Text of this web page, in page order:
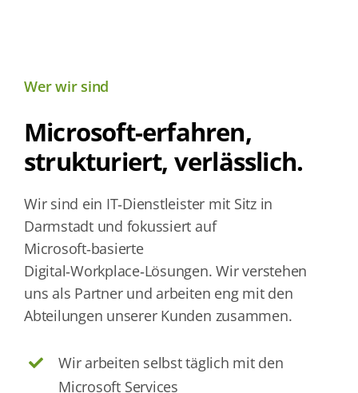
Wer wir sind
Microsoft-erfahren,
strukturiert, verlässlich.
Wir sind ein IT‑Dienstleister mit Sitz in
Darmstadt und fokussiert auf
Microsoft‑basierte
Digital‑Workplace‑Lösungen. Wir verstehen
uns als Partner und arbeiten eng mit den
Abteilungen unserer Kunden zusammen.
Wir arbeiten selbst täglich mit den
Microsoft Services